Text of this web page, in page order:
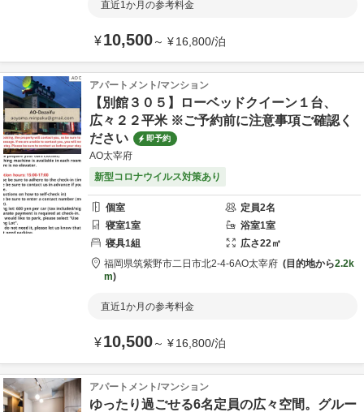
直近1か月の参考料金
¥10,500～ ¥16,800/泊
アパートメント/マンション
【別館３０５】ローベッドクイーン１台、
広々２２平米 ※ご予約前に注意事項ご確認く
ださい
即予約
AO太宰府
新型コロナウイルス対策あり
個室 定員2名
寝室1室 浴室1室
寝具1組 広さ22㎡
福岡県筑紫野市二日市北2-4-6AO太宰府 目的地から2.2k
m
直近1か月の参考料金
¥10,500～ ¥16,800/泊
アパートメント/マンション
ゆったり過ごせる6名定員の広々空間。グルー